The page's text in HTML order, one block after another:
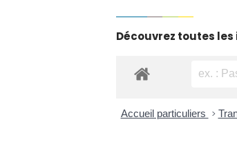
Découvrez toutes
Accueil particuliers >